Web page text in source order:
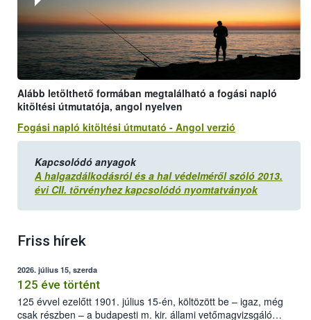
Alább letölthető formában megtalálható a fogási napló
kitöltési útmutatója, angol nyelven
Fogási napló kitöltési útmutató - Angol verzió
Kapcsolódó anyagok
A halgazdálkodásról és a hal védelméről szóló 2013.
évi CII. törvényhez kapcsolódó nyomtatványok
Friss hírek
2026. július 15, szerda
125 éve történt
125 évvel ezelőtt 1901. július 15-én, költözött be – igaz, még
csak részben – a budapesti m. kir. állami vetőmagvizsgáló